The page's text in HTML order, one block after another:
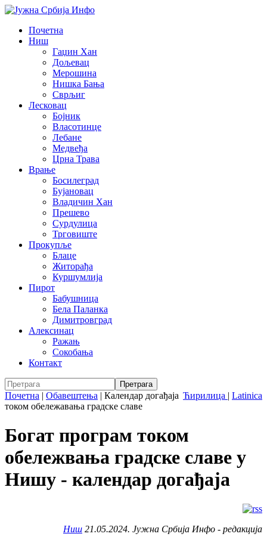
Почетна
Ниш
Гаџин Хан
Дољевац
Мерошина
Нишка Бања
Сврљиг
Лесковац
Бојник
Власотинце
Лебане
Медвеђа
Црна Трава
Врање
Босилеград
Бујановац
Владичин Хан
Прешево
Сурдулица
Трговиште
Прокупље
Блаце
Житорађа
Куршумлија
Пирот
Бабушница
Бела Паланка
Димитровград
Алексинац
Ражањ
Сокобања
Контакт
Ћирилица | Latinica
Почетна | Обавештења | Календар догађаја
током обележавања градске славе
Богат програм током
обележвања градске славе у
Нишу - календар догађаја
Ниш 21.05.2024. Јужна Србија Инфо - редакција